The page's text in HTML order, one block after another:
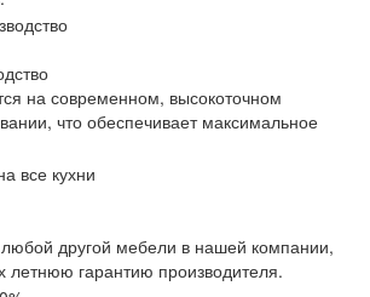
на современном, высокоточном
что обеспечивает максимальное
любой другой мебели в нашей компании,
летнюю гарантию производителя.